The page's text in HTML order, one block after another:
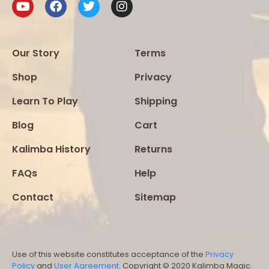
Our Story
Shop
Learn To Play
Blog
Kalimba History
FAQs
Contact
Terms
Privacy
Shipping
Cart
Returns
Help
Sitemap
Use of this website constitutes acceptance of the Privacy
Policy and User Agreement. Copyright © 2020 Kalimba Magic.